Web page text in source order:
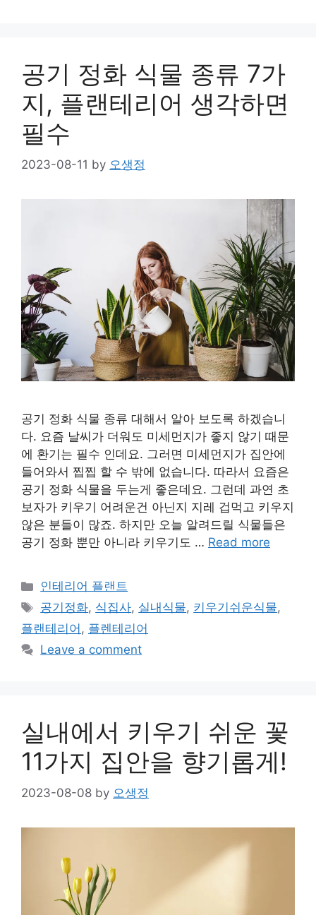
공기 정화 식물 종류 7가
지, 플랜테리어 생각하면
필수
2023-08-11 by 오생정
공기 정화 식물 종류 대해서 알아 보도록 하겠습니
다. 요즘 날씨가 더워도 미세먼지가 좋지 않기 때문
에 환기는 필수 인데요. 그러면 미세먼지가 집안에
들어와서 찝찝 할 수 밖에 없습니다. 따라서 요즘은
공기 정화 식물을 두는게 좋은데요. 그런데 과연 초
보자가 키우기 어려운건 아닌지 지레 겁먹고 키우지
않은 분들이 많죠. 하지만 오늘 알려드릴 식물들은
공기 정화 뿐만 아니라 키우기도 … Read more
Categories
인테리어 플랜트
Tags
공기정화, 식집사, 실내식물, 키우기쉬운식물,
플랜테리어 , 플렌테리어
Leave a comment
실내에서 키우기 쉬운 꽃
11가지 집안을 향기롭게!
2023-08-08 by 오생정